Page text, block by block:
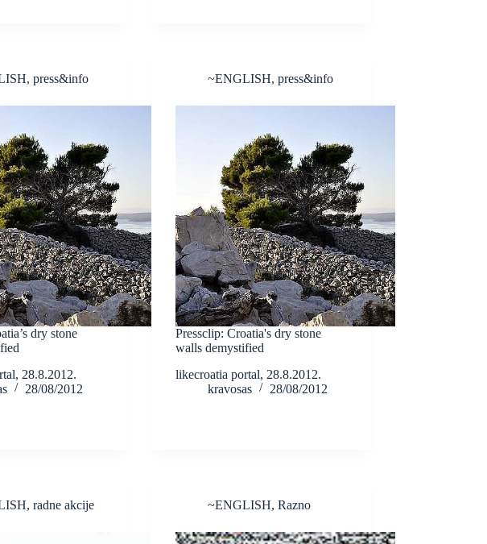
, press&info
dry stone
28.8.2012.
28/08/2012
~ENGLISH, press&info
Pressclip: Croatia's dry stone
walls demystified
likecroatia portal, 28.8.2012.
kravosas
28/08/2012
, radne akcije ~ENGLISH, Razno